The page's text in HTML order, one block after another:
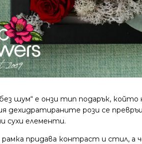
шум“ е онзи тип подарък,
дехидратираните рози се
сухи елементи.
придава контраст и стил, а